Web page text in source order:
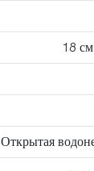
18
Открытая